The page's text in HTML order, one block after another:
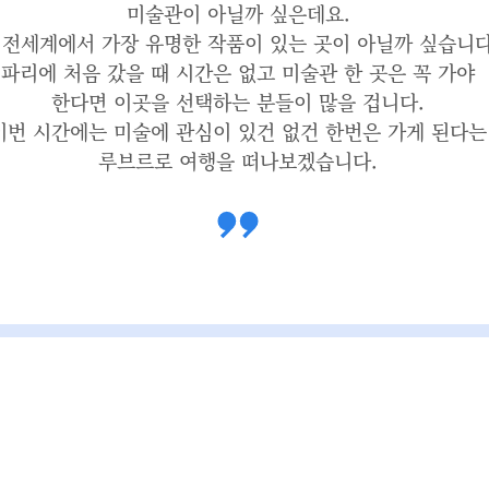
미술관이 아닐까 싶은데요.
세계에서 가장 유명한 작품이 있는 곳이 아닐까 싶습니
파리에 처음 갔을 때 시간은 없고 미술관 한 곳은 꼭 가야
한다면 이곳을 선택하는 분들이 많을 겁니다.
번 시간에는 미술에 관심이 있건 없건 한번은 가게 된다는
루브르로 여행을 떠나보겠습니다.